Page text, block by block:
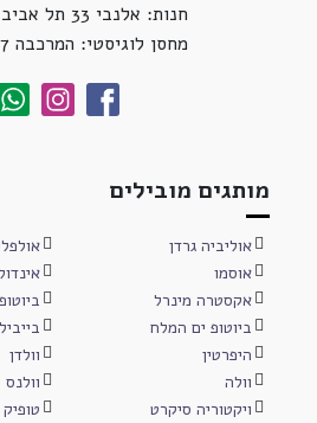
חנות: אלנבי 33 תל אביב
מחסן לוגיסטי: המרכבה 17 חולון
מותגים מובילים
אוליביה גרדן
אוסמו
אקסטרה מינרל
ביוטופ
ביוטופ ים המלח
היפרטין
וולדן
וולה
וולנס
ויקטוריה סיקרט